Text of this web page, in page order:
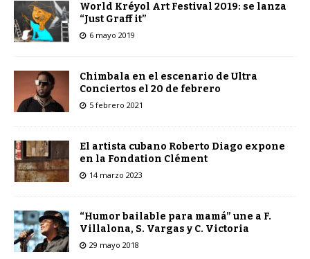
World Kréyol Art Festival 2019: se lanza
“Just Graff it”
6 mayo 2019
Chimbala en el escenario de Ultra
Conciertos el 20 de febrero
5 febrero 2021
El artista cubano Roberto Diago expone
en la Fondation Clément
14 marzo 2023
“Humor bailable para mamá” une a F.
Villalona, S. Vargas y C. Victoria
29 mayo 2018